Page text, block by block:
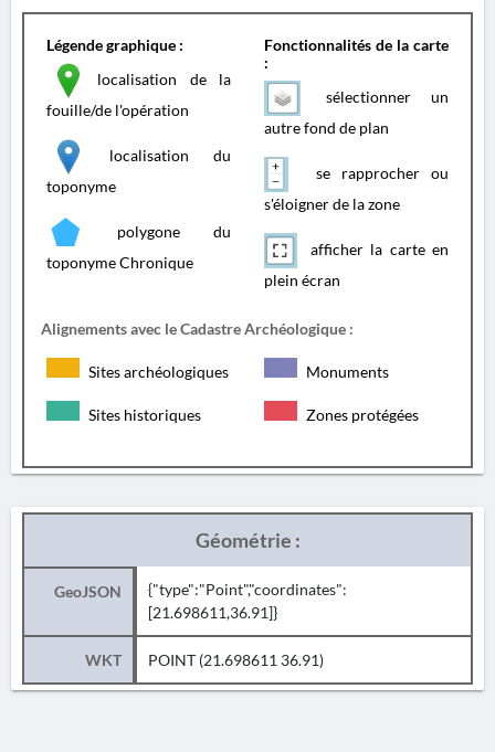
Légende graphique :
localisation de la
fouille/de l'opération
localisation du
toponyme
polygone du
toponyme Chronique
Fonctionnalités de la carte
:
sélectionner un
autre fond de plan
se rapprocher ou
s'éloigner de la zone
afficher la carte en
plein écran
Alignements avec le Cadastre Archéologique :
Sites archéologiques Monuments
Sites historiques Zones protégées
Géométrie :
GeoJSON
{"type":"Point","coordinates":
[21.698611,36.91]}
WKT POINT (21.698611 36.91)